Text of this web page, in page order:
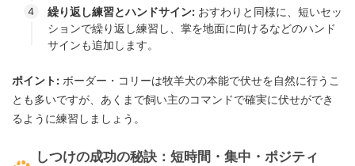
繰り返し練習とハンドサイン: おすわりと同様に、短いセッ
ションで繰り返し練習し、掌を地面に向けるなどのハンド
サインも追加します。
ポイント: ボーダー・コリーは牧羊犬の本能で伏せを自然に行うこ
とも多いですが、あくまで飼い主のコマンドで確実に伏せができ
るように練習しましょう。
しつけの成功の秘訣：短時間・集中・ポジティ